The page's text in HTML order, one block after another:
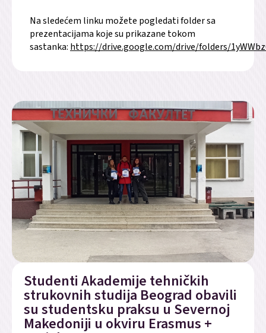
Na sledećem linku možete pogledati folder sa
prezentacijama koje su prikazane tokom
sastanka: https://drive.google.com/drive/folders/
Studenti Akademije tehničkih
strukovnih studija Beograd obavili
su studentsku praksu u Severnoj
Makedoniji u okviru Erasmus +